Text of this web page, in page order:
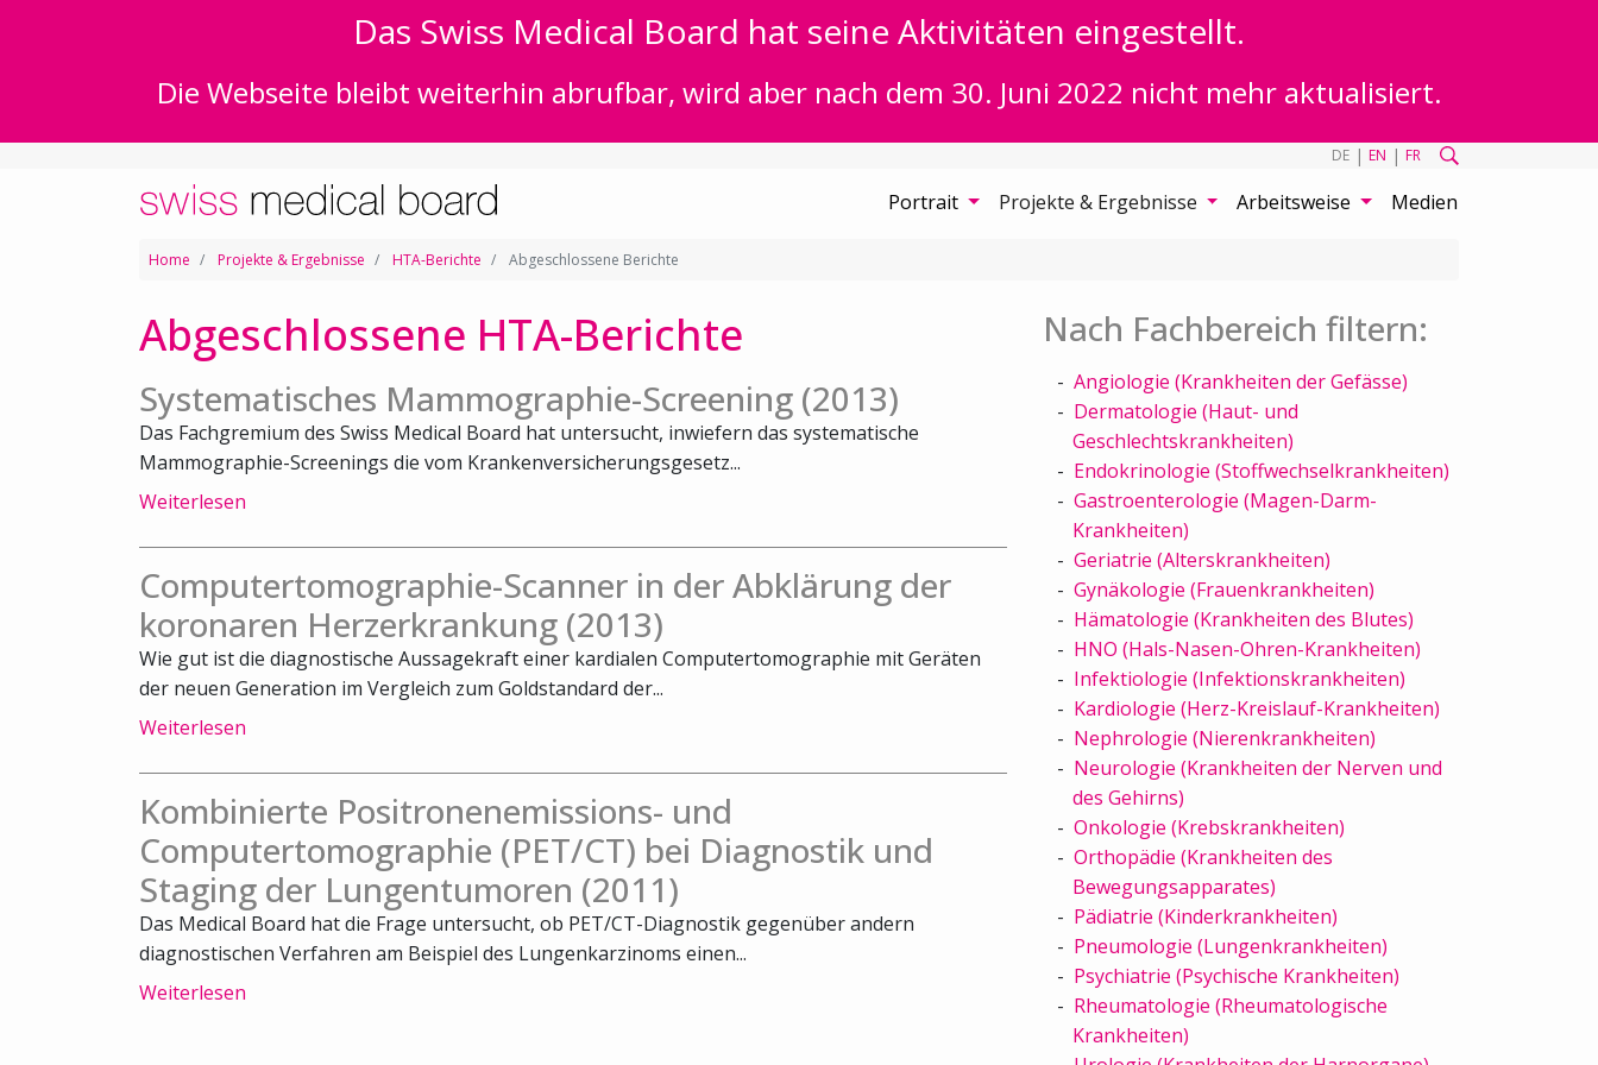
Das Swiss Medical Board hat seine Aktivitäten eingestellt.
Die Webseite bleibt weiterhin abrufbar, wird aber nach dem 30. Juni 2022 nicht mehr aktualisiert.
DE | EN | FR
Portrait Projekte & Ergebnisse Arbeitsweise Medien
Home Projekte & Ergebnisse HTA-Berichte Abgeschlossene Berichte
Abgeschlossene HTA-Berichte
Systematisches Mammographie-Screening (2013)
Das Fachgremium des Swiss Medical Board hat untersucht, inwiefern das systematische
Mammographie-Screenings die vom Krankenversicherungsgesetz...
Weiterlesen
Computertomographie-Scanner in der Abklärung der
koronaren Herzerkrankung (2013)
Wie gut ist die diagnostische Aussagekraft einer kardialen Computertomographie mit Geräten
der neuen Generation im Vergleich zum Goldstandard der...
Weiterlesen
Kombinierte Positronenemissions- und
Computertomographie (PET/CT) bei Diagnostik und
Staging der Lungentumoren (2011)
Das Medical Board hat die Frage untersucht, ob PET/CT-Diagnostik gegenüber andern
diagnostischen Verfahren am Beispiel des Lungenkarzinoms einen...
Weiterlesen
Nach Fachbereich filtern:
Angiologie (Krankheiten der Gefässe)
Dermatologie (Haut- und
Geschlechtskrankheiten)
Endokrinologie (Stoffwechselkrankheiten)
Gastroenterologie (Magen-Darm-
Krankheiten)
Geriatrie (Alterskrankheiten)
Gynäkologie (Frauenkrankheiten)
Hämatologie (Krankheiten des Blutes)
HNO (Hals-Nasen-Ohren-Krankheiten)
Infektiologie (Infektionskrankheiten)
Kardiologie (Herz-Kreislauf-Krankheiten)
Nephrologie (Nierenkrankheiten)
Neurologie (Krankheiten der Nerven und
des Gehirns)
Onkologie (Krebskrankheiten)
Orthopädie (Krankheiten des
Bewegungsapparates)
Pädiatrie (Kinderkrankheiten)
Pneumologie (Lungenkrankheiten)
Psychiatrie (Psychische Krankheiten)
Rheumatologie (Rheumatologische
Krankheiten)